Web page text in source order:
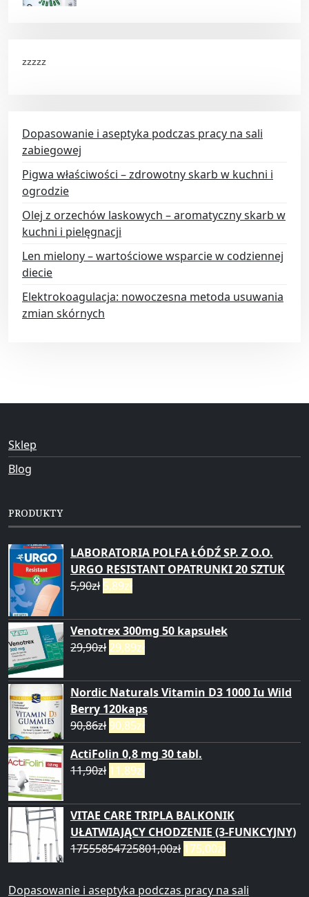
zzzzz
Dopasowanie i aseptyka podczas pracy na sali
zabiegowej
Pigwa właściwości – zdrowotny skarb w kuchni i
ogrodzie
Olej z orzechów laskowych – aromatyczny skarb w
kuchni i pielęgnacji
Len mielony – wartościowe wsparcie w codziennej
diecie
Elektrokoagulacja: nowoczesna metoda usuwania
zmian skórnych
Sklep
Blog
PRODUKTY
LABORATORIA POLFA ŁÓDŹ SP. Z O.O.
URGO RESISTANT OPATRUNKI 20 SZTUK
5,90zł 5,89zł
Venotrex 300mg 50 kapsułek
29,90zł 29,89zł
Nordic Naturals Vitamin D3 1000 Iu Wild
Berry 120kaps
90,86zł 90,85zł
ActiFolin 0,8 mg 30 tabl.
11,90zł 11,89zł
VITAE CARE TRIPLA BALKONIK
UŁATWIAJĄCY CHODZENIE (3-FUNKCYJNY)
17555854725801,00zł 175,00zł
Dopasowanie i aseptyka podczas pracy na sali